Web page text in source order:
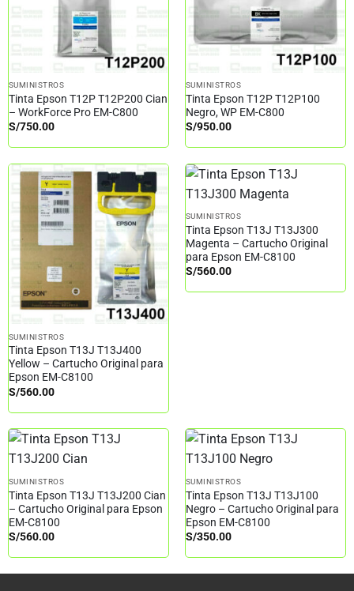
SUMINISTROS
Tinta Epson T12P T12P200 Cian
– WorkForce Pro EM-C800
S/750.00
SUMINISTROS
Tinta Epson T12P T12P100
Negro, WP EM-C800
S/950.00
SUMINISTROS
Tinta Epson T13J T13J400
Yellow – Cartucho Original para
Epson EM-C8100
S/560.00
SUMINISTROS
Tinta Epson T13J T13J300
Magenta – Cartucho Original
para Epson EM-C8100
S/560.00
SUMINISTROS
Tinta Epson T13J T13J200 Cian
– Cartucho Original para Epson
EM-C8100
S/560.00
SUMINISTROS
Tinta Epson T13J T13J100
Negro – Cartucho Original para
Epson EM-C8100
S/350.00